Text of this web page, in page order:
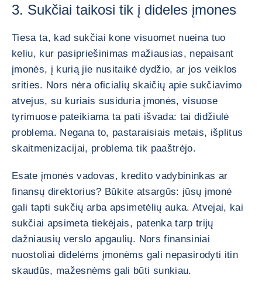
3. Sukčiai taikosi tik į dideles įmones
Tiesa ta, kad sukčiai kone visuomet nueina tuo
keliu, kur pasipriešinimas mažiausias, nepaisant
įmonės, į kurią jie nusitaikė dydžio, ar jos veiklos
srities. Nors nėra oficialių skaičių apie sukčiavimo
atvejus, su kuriais susiduria įmonės, visuose
tyrimuose pateikiama ta pati išvada: tai didžiulė
problema. Negana to, pastaraisiais metais, išplitus
skaitmenizacijai, problema tik paaštrėjo.
Esate įmonės vadovas, kredito vadybininkas ar
finansų direktorius? Būkite atsargūs: jūsų įmonė
gali tapti sukčių arba apsimetėlių auka. Atvejai, kai
sukčiai apsimeta tiekėjais, patenka tarp trijų
dažniausių verslo apgaulių. Nors finansiniai
nuostoliai didelėms įmonėms gali nepasirodyti itin
skaudūs, mažesnėms gali būti sunkiau.